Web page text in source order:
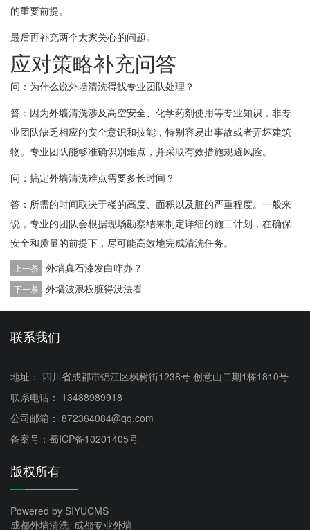
的重要前提。
最后再补充两个大家关心的问题。
应对策略补充问答
问：为什么说外墙清洗得找专业团队处理？
答：因为外墙清洗涉及高空安全、化学药剂使用等专业知识，非专
业团队缺乏相应的安全意识和技能，特别容易出事故或者弄坏建筑
物。专业团队能够准确识别难点，并采取有效措施规避风险。
问：搞定外墙清洗难点需要多长时间？
答：所需的时间取决于楼的高度、面积以及脏的严重程度。一般来
说，专业的团队会根据现场勘察结果制定详细的施工计划，在确保
安全和质量的前提下，尽可能高效地完成清洗任务。
上一条 外墙真石漆发白咋办？
下一条 外墙波浪板脏得没法看
联系我们
地址： 四川省成都市锦江区枫树街1238号 创意山二期1栋1810号
联系电话： 13488989918
公司邮箱： 872364084@qq.com
备案号：蜀ICP备10201405号
版权所有
Powered by SIYUCMS
成都外墙清洗_成都专业外墙